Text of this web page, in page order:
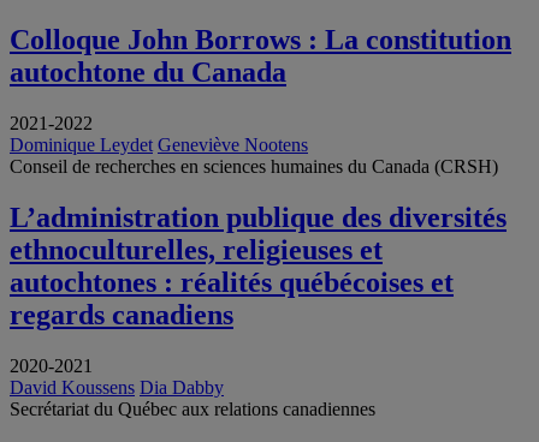
Colloque John Borrows : La constitution
autochtone du Canada
2021-2022
Dominique Leydet Geneviève Nootens
Conseil de recherches en sciences humaines du Canada (CRSH)
L’administration publique des diversités
ethnoculturelles, religieuses et
autochtones : réalités québécoises et
regards canadiens
2020-2021
David Koussens Dia Dabby
Secrétariat du Québec aux relations canadiennes